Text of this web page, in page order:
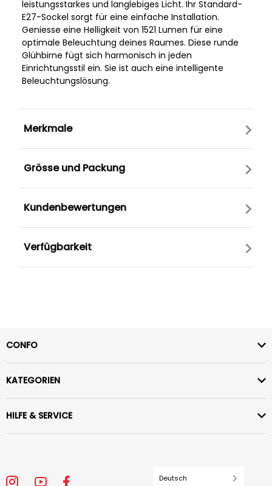
leistungsstarkes und langlebiges Licht. Ihr Standard-
E27-Sockel sorgt für eine einfache Installation.
Geniesse eine Helligkeit von 1521 Lumen für eine
optimale Beleuchtung deines Raumes. Diese runde
Glühbirne fügt sich harmonisch in jeden
Einrichtungsstil ein. Sie ist auch eine intelligente
Beleuchtungslösung.
Merkmale
Grösse und Packung
Kundenbewertungen
Verfügbarkeit
CONFO
KATEGORIEN
HILFE & SERVICE
Deutsch